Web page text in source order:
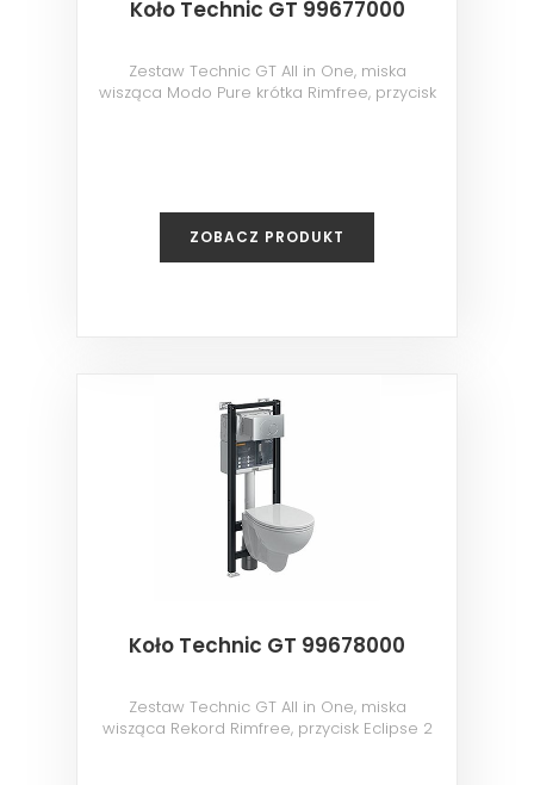
Koło Technic GT 99677000
Zestaw Technic GT All in One, miska
wisząca Modo Pure krótka Rimfree, przycisk
ZOBACZ PRODUKT
Koło Technic GT 99678000
Zestaw Technic GT All in One, miska
wisząca Rekord Rimfree, przycisk Eclipse 2